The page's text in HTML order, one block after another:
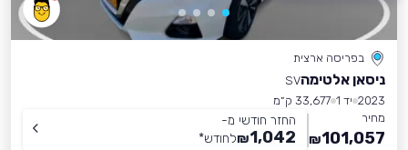
בפריסה ארצית
ניסאן אלטימהSV
2023 יד 1
33,677 ק״מ
מחיר
101,057
₪
החזר חודשי מ-
1,042
₪לחודש*